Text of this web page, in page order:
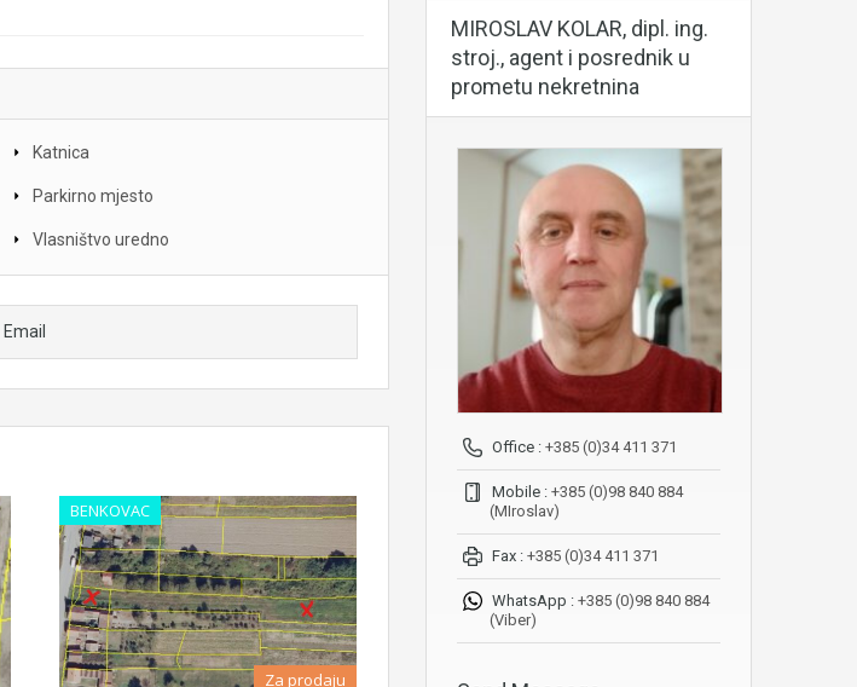
Katnica
Parkirno mjesto
Vlasništvo uredno
Email
BENKOVAC
Za prodaju
MIROSLAV KOLAR, dipl. ing.
stroj., agent i posrednik u
prometu nekretnina
Office : +385 (0)34 411 371
Mobile : +385 (0)98 840 884
(MIroslav)
Fax : +385 (0)34 411 371
WhatsApp : +385 (0)98 840 884
(Viber)